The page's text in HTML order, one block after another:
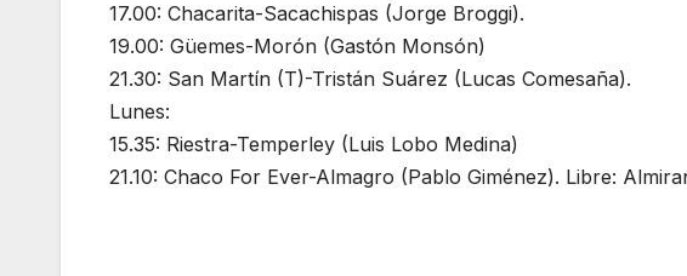
17.00: Chacarita-Sacachispas (Jorge Broggi).
19.00: Güemes-Morón (Gastón Monsón)
21.30: San Martín (T)-Tristán Suárez (Lucas Comesaña).
Lunes:
15.35: Riestra-Temperley (Luis Lobo Medina)
21.10: Chaco For Ever-Almagro (Pablo Giménez). Libre: